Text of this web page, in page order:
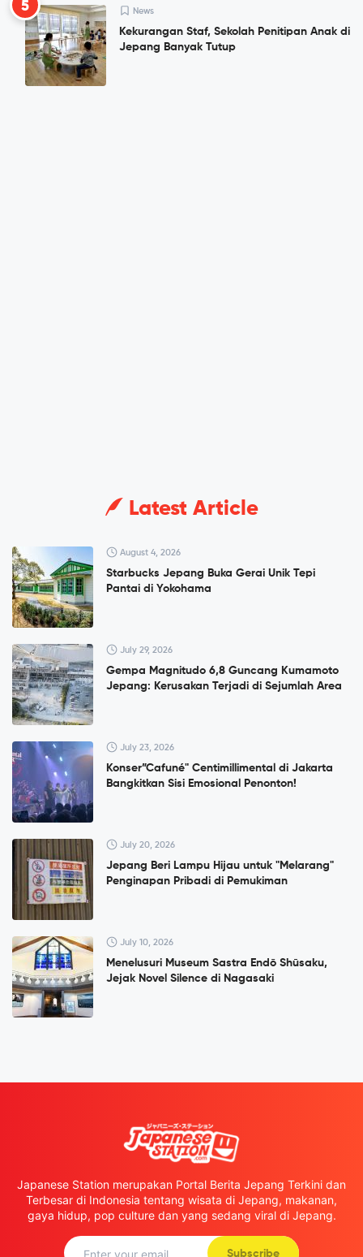
5 News
Kekurangan Staf, Sekolah Penitipan Anak di
Jepang Banyak Tutup
Latest Article
August 4, 2026
Starbucks Jepang Buka Gerai Unik Tepi
Pantai di Yokohama
July 29, 2026
Gempa Magnitudo 6,8 Guncang Kumamoto
Jepang: Kerusakan Terjadi di Sejumlah Area
July 23, 2026
Konser”Cafuné" Centimillimental di Jakarta
Bangkitkan Sisi Emosional Penonton!
July 20, 2026
Jepang Beri Lampu Hijau untuk "Melarang"
Penginapan Pribadi di Pemukiman
July 10, 2026
Menelusuri Museum Sastra Endō Shūsaku,
Jejak Novel Silence di Nagasaki
Japanese Station merupakan Portal Berita Jepang Terkini dan
Terbesar di Indonesia tentang wisata di Jepang, makanan,
gaya hidup, pop culture dan yang sedang viral di Jepang.
Subscribe